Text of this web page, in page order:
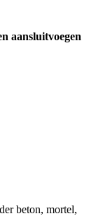
aansluitvoegen
beton, mortel,